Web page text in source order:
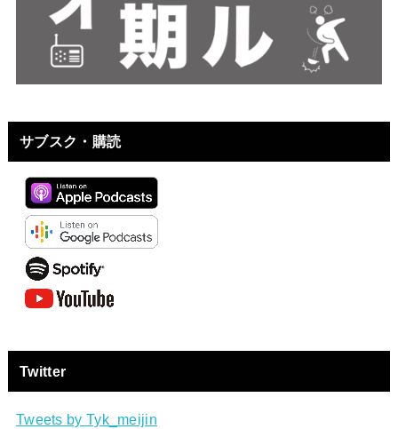
サブスク・購読
Twitter
Tweets by Tyk_meijin